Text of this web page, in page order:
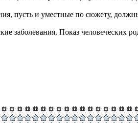
пусть и уместные по сюжету,
заболевания. Показ человеческих